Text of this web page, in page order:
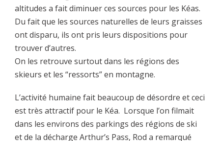
altitudes a fait diminuer ces sources pour les Kéas.
Du fait que les sources naturelles de leurs graisses
ont disparu, ils ont pris leurs dispositions pour
trouver d’autres.
On les retrouve surtout dans les régions des
skieurs et les “ressorts” en montagne.
L’activité humaine fait beaucoup de désordre et ceci
est très attractif pour le Kéa. Lorsque l’on filmait
dans les environs des parkings des régions de ski
et de la décharge Arthur’s Pass, Rod a remarqué